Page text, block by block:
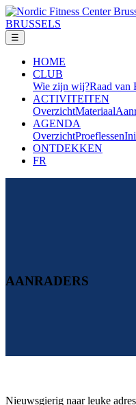
BRUSSELS
HOME
CLUB
Wie zijn wij?Raad van
ACTIVITEITEN
OverzichtMateriaal
AGENDA
OverzichtProeflessen
ONTDEKKEN
FR
AANRADERS
Nieuwsgierig naar leuke